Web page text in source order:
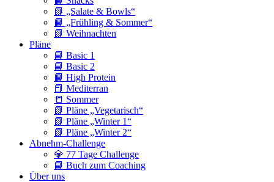
📗 „Salate & Bowls“
📙 „Frühling & Sommer“
📗 Weihnachten
Pläne
📘 Basic 1
📘 Basic 2
📙 High Protein
📕 Mediterran
📒 Sommer
📗 Pläne „Vegetarisch“
📗 Pläne „Winter 1“
📗 Pläne „Winter 2“
Abnehm-Challenge
💎 77 Tage Challenge
📘 Buch zum Coaching
Über uns